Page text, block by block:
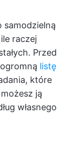
samodzielną
raczej
Przed
listę
które
ją
własnego